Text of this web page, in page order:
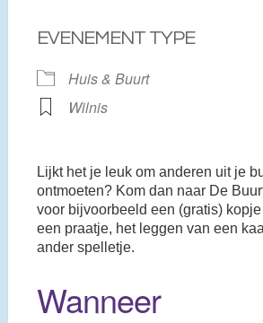
EVENEMENT TYPE
Huis & Buurt
Wilnis
Lijkt het je leuk om anderen uit je
ontmoeten? Kom dan naar De
voor bijvoorbeeld een (gratis)
een praatje, het leggen van een
ander spelletje.
Wanneer